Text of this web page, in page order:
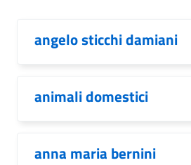
angelo sticchi damiani
animali domestici
anna maria bernini